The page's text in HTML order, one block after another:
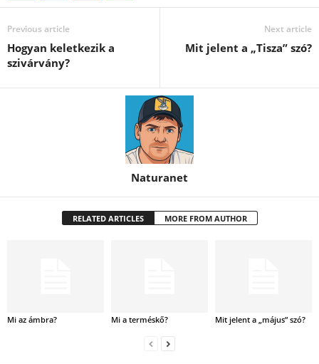
Previous article
Hogyan keletkezik a
szivárvány?
Next article
Mit jelent a „Tisza” szó?
Naturanet
RELATED ARTICLES MORE FROM AUTHOR
Mi az ámbra? Mi a terméskő? Mit jelent a „május” szó?